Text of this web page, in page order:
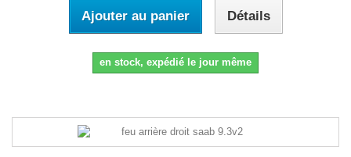
Ajouter au panier Détails
en stock, expédié le jour même